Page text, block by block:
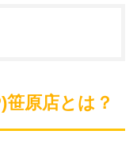
原店とは？